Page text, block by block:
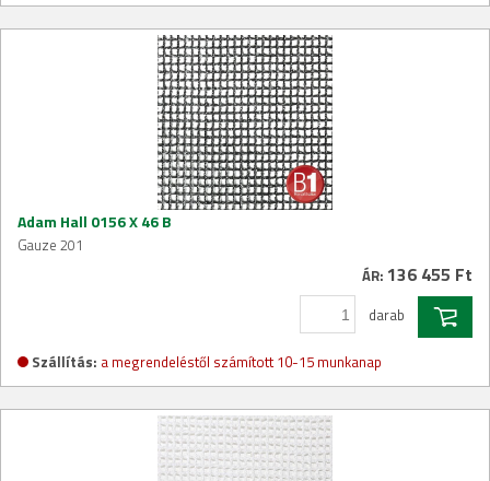
Adam Hall 0156 X 46 B
Gauze 201
ÁR: 136 455 Ft
darab
Szállítás: a megrendeléstől számított 10-15 munkanap